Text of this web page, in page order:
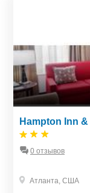
Hampton Inn
0 отзывов
Атланта, США